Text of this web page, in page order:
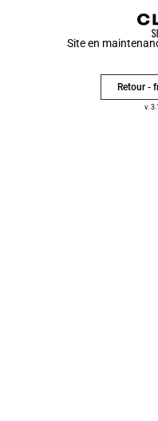
Site en
Retour -
v.